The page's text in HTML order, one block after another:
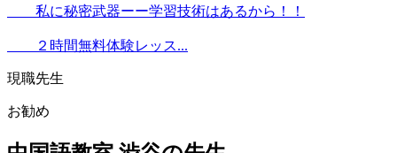
私に秘密武器ーー学習技術はあるから！！
２時間無料体験レッス...
現職先生
お勧め